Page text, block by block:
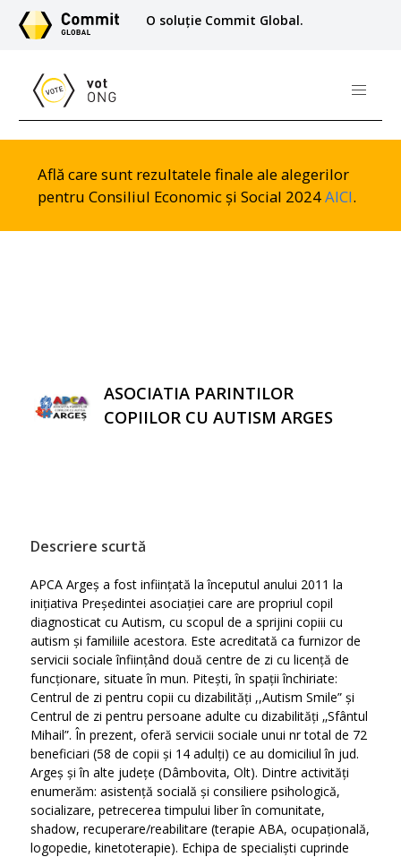
O soluție Commit Global.
Află care sunt rezultatele finale ale alegerilor
pentru Consiliul Economic și Social 2024AICI.
ASOCIATIA PARINTILOR
COPIILOR CU AUTISM ARGES
Descriere scurtă
APCA Argeș a fost inființată la începutul anului 2011 la
inițiativa Președintei asociației care are propriul copil
diagnosticat cu Autism, cu scopul de a sprijini copiii cu
autism și familiile acestora. Este acreditată ca furnizor de
servicii sociale înființând două centre de zi cu licență de
funcționare, situate în mun. Pitești, în spații închiriate:
Centrul de zi pentru copii cu dizabilități ,,Autism Smile” și
Centrul de zi pentru persoane adulte cu dizabilități ‚‚Sfântul
Mihail”. În prezent, oferă servicii sociale unui nr total de 72
beneficiari (58 de copii și 14 adulți) ce au domiciliul în jud.
Argeș și în alte județe (Dâmbovita, Olt). Dintre activități
enumerăm: asistență socială și consiliere psihologică,
socializare, petrecerea timpului liber în comunitate,
shadow, recuperare/reabilitare (terapie ABA, ocupațională,
logopedie, kinetoterapie). Echipa de specialiști cuprinde